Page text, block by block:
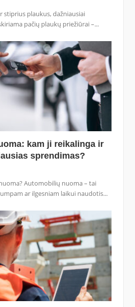
stiprius plaukus, dažniausiai
pačių plaukų priežiūrai –...
kam ji reikalinga ir
sprendimas?
Automobilių nuoma – tai
ar ilgesniam laikui naudotis...